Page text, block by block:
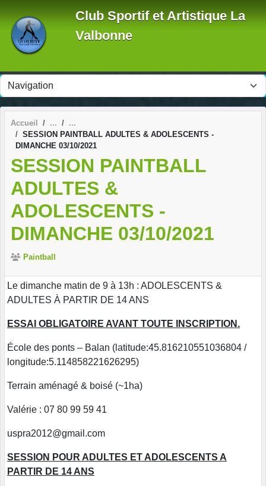
Club Sportif et Artistique La
Valbonne
Accueil
SESSION PAINTBALL ADULTES & ADOLESCENTS -
DIMANCHE 03/10/2021
SESSION PAINTBALL
ADULTES &
ADOLESCENTS -
DIMANCHE 03/10/2021
Paintball
Le dimanche matin de 9 à 13h : ADOLESCENTS &
ADULTES À PARTIR DE 14 ANS
ESSAI OBLIGATOIRE AVANT TOUTE INSCRIPTION.
École des ponts – Balan (latitude:45.816210551036804 /
longitude:5.114858221626295)
Terrain aménagé & boisé (~1ha)
Valérie : 07 80 99 59 41
uspra2012@gmail.com
SESSION POUR ADULTES ET ADOLESCENTS A
PARTIR DE 14 ANS